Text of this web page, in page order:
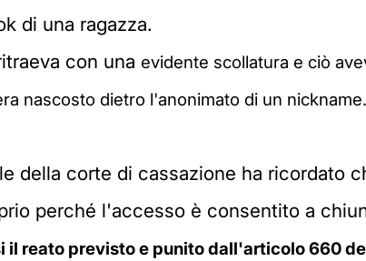
di una ragazza.
con una evidente scollatura e ciò
nascosto dietro l'anonimato di un nickname.
della corte di cassazione ha ricordato
perché l'accesso è consentito a
il reato previsto e punito dall'articolo 660